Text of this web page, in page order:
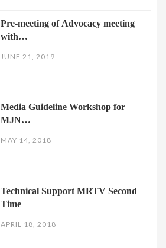
Pre-meeting of Advocacy meeting
with…
JUNE 21, 2019
Media Guideline Workshop for
MJN…
MAY 14, 2018
Technical Support MRTV Second
Time
APRIL 18, 2018